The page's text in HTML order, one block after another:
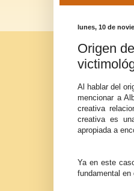
lunes, 10 de
Origen
Al hablar del
mencionar a
creativa
creativa es
apropiada a
Ya en este
fundamental